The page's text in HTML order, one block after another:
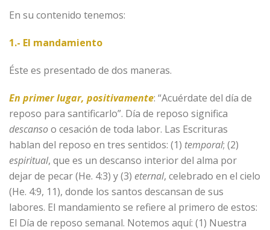
En su contenido tenemos:
1.- El mandamiento
Éste es presentado de dos maneras.
En primer lugar, positivamente: “Acuérdate del día de
reposo para santificarlo”. Día de reposo significa
descansoo cesación de toda labor. Las Escrituras
hablan del reposo en tres sentidos: (1) temporal; (2)
espiritual, que es un descanso interior del alma por
dejar de pecar (He. 4:3) y (3) eternal, celebrado en el cielo
(He. 4:9, 11), donde los santos descansan de sus
labores. El mandamiento se refiere al primero de estos:
El Día de reposo semanal. Notemos aquí: (1) Nuestra